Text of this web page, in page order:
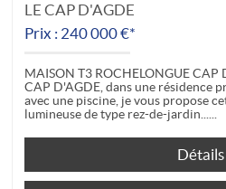
LE CAP D'AGDE
Prix : 240 000 €*
MAISON T3 ROCHELONGUE CAP
CAP D'AGDE, dans une résidence
avec une piscine, je vous propose
lumineuse de type rez-de-jardin...
Détails